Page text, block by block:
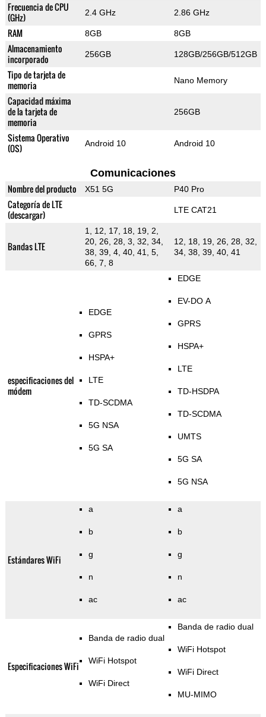
Frecuencia de CPU
(GHz)
2.4 GHz 2.86 GHz
RAM 8GB 8GB
Almacenamiento
incorporado
256GB 128GB/256GB/512GB
Tipo de tarjeta de
memoria
Nano Memory
Capacidad máxima
de la tarjeta de
memoria
256GB
Sistema Operativo
(OS)
Android 10 Android 10
Comunicaciones
Nombre del producto X51 5G P40 Pro
Categoría de LTE
(descargar)
LTE CAT21
Bandas LTE
1, 12, 17, 18, 19, 2,
20, 26, 28, 3, 32, 34,
38, 39, 4, 40, 41, 5,
66, 7, 8
12, 18, 19, 26, 28, 32,
34, 38, 39, 40, 41
especificaciones del
módem
EDGE
GPRS
HSPA+
LTE
TD-SCDMA
5G NSA
5G SA
EDGE
EV-DO A
GPRS
HSPA+
LTE
TD-HSDPA
TD-SCDMA
UMTS
5G SA
5G NSA
Estándares WiFi
a
b
g
n
ac
a
b
g
n
ac
Especificaciones WiFi
Banda de radio dual
WiFi Hotspot
WiFi Direct
Banda de radio dual
WiFi Hotspot
WiFi Direct
MU-MIMO